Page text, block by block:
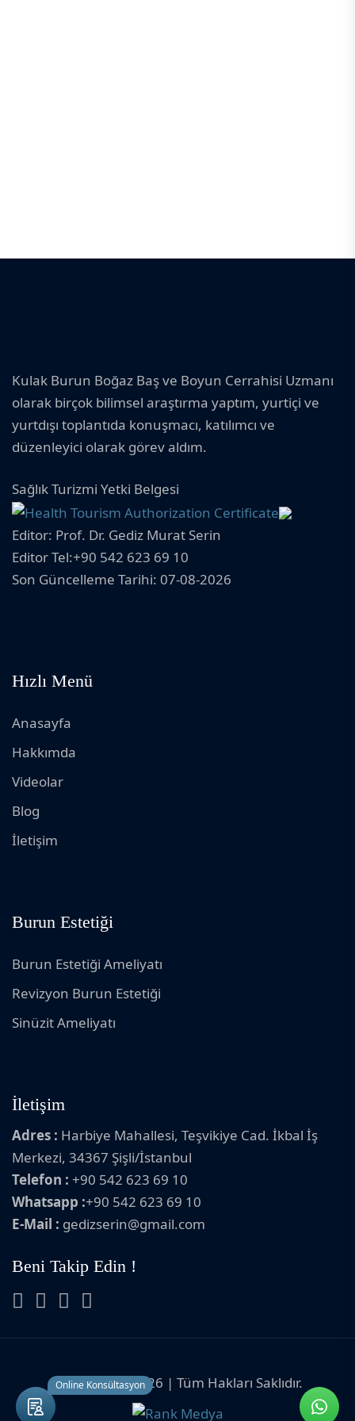
Kulak Burun Boğaz Baş ve Boyun Cerrahisi Uzmanı
olarak birçok bilimsel araştırma yaptım, yurtiçi ve
yurtdışı toplantıda konuşmacı, katılımcı ve
düzenleyici olarak görev aldım.
Sağlık Turizmi Yetki Belgesi
Editor: Prof. Dr. Gediz Murat Serin
Editor Tel:+90 542 623 69 10
Son Güncelleme Tarihi: 07-08-2026
Hızlı Menü
Anasayfa
Hakkımda
Videolar
Blog
İletişim
Burun Estetiği
Burun Estetiği Ameliyatı
Revizyon Burun Estetiği
Sinüzit Ameliyatı
İletişim
Adres : Harbiye Mahallesi, Teşvikiye Cad. İkbal İş
Merkezi, 34367 Şişli/İstanbul
Telefon : +90 542 623 69 10
Whatsapp :+90 542 623 69 10
E-Mail : gedizserin@gmail.com
Beni Takip Edin !
Copyright © 2026 | Tüm Hakları Saklıdır.
Online Konsültasyon